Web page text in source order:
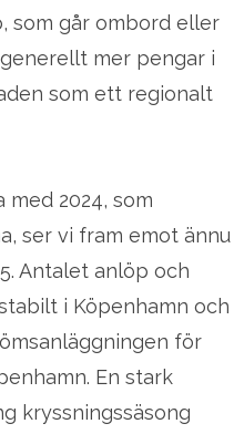
som går ombord eller
mer pengar i
som ett regionalt
med 2024, som
ser vi fram emot ännu
Antalet anlöp och
i Köpenhamn och
för
En stark
kryssningssäsong